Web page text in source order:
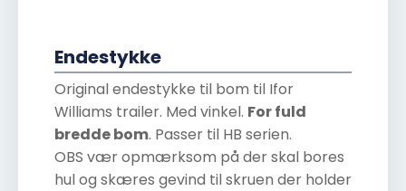
Endestykke
Original endestykke til bom til Ifor
Williams trailer. Med vinkel. For fuld
bredde bom. Passer til HB serien.
OBS vær opmærksom på der skal bores
hul og skæres gevind til skruen der holder